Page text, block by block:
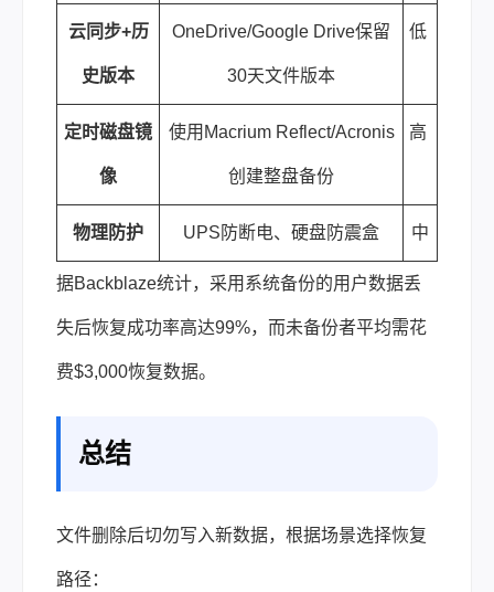
云同步+历
史版本
OneDrive/Google Drive保留
30天文件版本
低
定时磁盘镜
像
使用Macrium Reflect/Acronis
创建整盘备份
高
物理防护 UPS防断电、硬盘防震盒 中
据Backblaze统计，采用系统备份的用户数据丢
失后恢复成功率高达99%，而未备份者平均需花
费$3,000恢复数据。
总结
文件删除后切勿写入新数据，根据场景选择恢复
路径：